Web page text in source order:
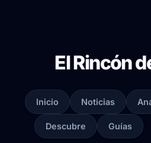
El Rincón
Inicio Noticias
Descubre Guías